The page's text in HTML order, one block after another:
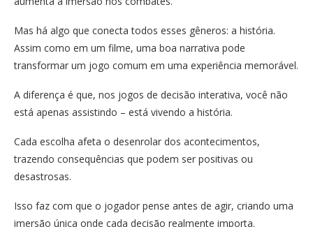
Mas há algo que conecta todos esses gêneros: a história.
Assim como em um filme, uma boa narrativa pode
transformar um jogo comum em uma experiência memorável.
A diferença é que, nos jogos de decisão interativa, você não
está apenas assistindo – está vivendo a história.
Cada escolha afeta o desenrolar dos acontecimentos,
trazendo consequências que podem ser positivas ou
desastrosas.
Isso faz com que o jogador pense antes de agir, criando uma
imersão única onde cada decisão realmente importa.